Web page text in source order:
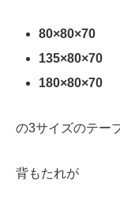
80×80×70
135×80×70
180×80×70
の3サイズのテー
背もたれが